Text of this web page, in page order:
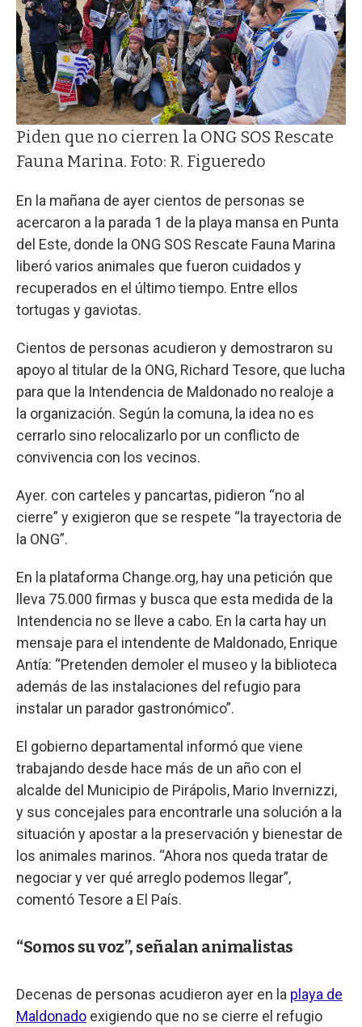
Piden que no cierren la ONG SOS Rescate
Fauna Marina. Foto: R. Figueredo
En la mañana de ayer cientos de personas se
acercaron a la parada 1 de la playa mansa en Punta
del Este, donde la ONG SOS Rescate Fauna Marina
liberó varios animales que fueron cuidados y
recuperados en el último tiempo. Entre ellos
tortugas y gaviotas.
Cientos de personas acudieron y demostraron su
apoyo al titular de la ONG, Richard Tesore, que lucha
para que la Intendencia de Maldonado no realoje a
la organización. Según la comuna, la idea no es
cerrarlo sino relocalizarlo por un conflicto de
convivencia con los vecinos.
Ayer. con carteles y pancartas, pidieron “no al
cierre” y exigieron que se respete “la trayectoria de
la ONG”.
En la plataforma Change.org, hay una petición que
lleva 75.000 firmas y busca que esta medida de la
Intendencia no se lleve a cabo. En la carta hay un
mensaje para el intendente de Maldonado, Enrique
Antía: “Pretenden demoler el museo y la biblioteca
además de las instalaciones del refugio para
instalar un parador gastronómico”.
El gobierno departamental informó que viene
trabajando desde hace más de un año con el
alcalde del Municipio de Pirápolis, Mario Invernizzi,
y sus concejales para encontrarle una solución a la
situación y apostar a la preservación y bienestar de
los animales marinos. “Ahora nos queda tratar de
negociar y ver qué arreglo podemos llegar”,
comentó Tesore a El País.
“Somos su voz”, señalan animalistas
Decenas de personas acudieron ayer en la playa de
Maldonado exigiendo que no se cierre el refugio